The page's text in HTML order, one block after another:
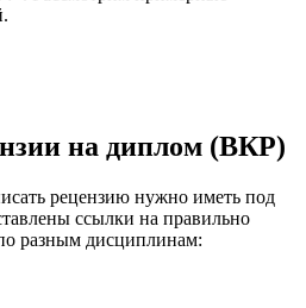
на диплом (ВКР)
рецензию нужно иметь под
ссылки на правильно
разным дисциплинам: